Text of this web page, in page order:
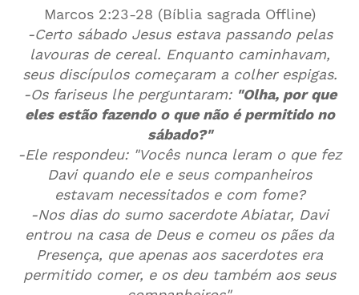
Marcos 2:23-28 (Bíblia sagrada Offline)
-Certo sábado Jesus estava passando pelas
lavouras de cereal. Enquanto caminhavam,
seus discípulos começaram a colher espigas.
-Os fariseus lhe perguntaram: "Olha, por que
eles estão fazendo o que não é permitido no
sábado?"
-Ele respondeu: "Vocês nunca leram o que fez
Davi quando ele e seus companheiros
estavam necessitados e com fome?
-Nos dias do sumo sacerdote Abiatar, Davi
entrou na casa de Deus e comeu os pães da
Presença, que apenas aos sacerdotes era
permitido comer, e os deu também aos seus